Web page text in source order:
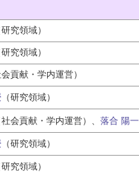
研究領域）
研究領域）
会貢献・学内運営）
（研究領域）
社会貢献・学内運営）、 落合 陽一
（研究領域）
研究領域）